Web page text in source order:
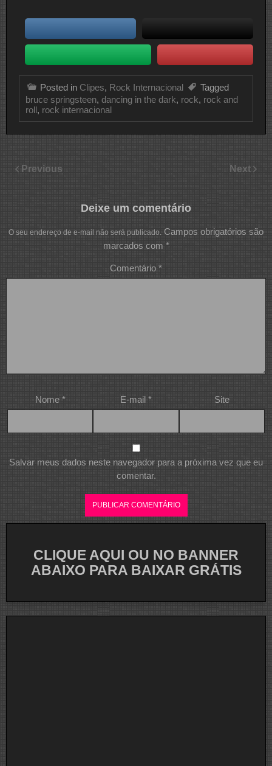
Posted in Clipes, Rock Internacional
Tagged
bruce springsteen, dancing in the dark, rock, rock and
roll, rock internacional
Previous Next
Deixe um comentário
O seu endereço de e-mail não será publicado. Campos obrigatórios são
marcados com *
Comentário *
Nome * E-mail * Site
Salvar meus dados neste navegador para a próxima vez que eu
comentar.
CLIQUE AQUI OU NO BANNER
ABAIXO PARA BAIXAR GRÁTIS